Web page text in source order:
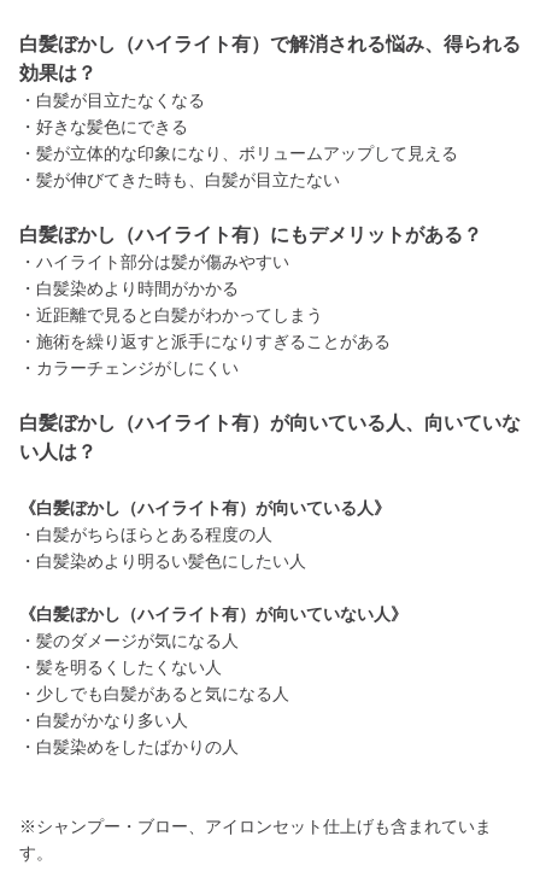
白髪ぼかし（ハイライト有）で解消される悩み、得られる
効果は？
・白髪が目立たなくなる
・好きな髪色にできる
・髪が立体的な印象になり、ボリュームアップして見える
・髪が伸びてきた時も、白髪が目立たない
白髪ぼかし（ハイライト有）にもデメリットがある？
・ハイライト部分は髪が傷みやすい
・白髪染めより時間がかかる
・近距離で見ると白髪がわかってしまう
・施術を繰り返すと派手になりすぎることがある
・カラーチェンジがしにくい
白髪ぼかし（ハイライト有）が向いている人、向いていな
い人は？
《白髪ぼかし（ハイライト有）が向いている人》
・白髪がちらほらとある程度の人
・白髪染めより明るい髪色にしたい人
《白髪ぼかし（ハイライト有）が向いていない人》
・髪のダメージが気になる人
・髪を明るくしたくない人
・少しでも白髪があると気になる人
・白髪がかなり多い人
・白髪染めをしたばかりの人
※シャンプー・ブロー、アイロンセット仕上げも含まれていま
す。